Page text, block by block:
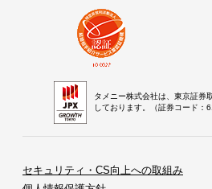
タメニー株式会社は、東京証券
しております。（証券コード：
セキュリティ・CS向上への取組み